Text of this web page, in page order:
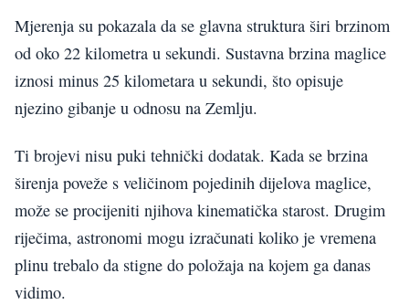
Mjerenja su pokazala da se glavna struktura širi brzinom
od oko 22 kilometra u sekundi. Sustavna brzina maglice
iznosi minus 25 kilometara u sekundi, što opisuje
njezino gibanje u odnosu na Zemlju.
Ti brojevi nisu puki tehnički dodatak. Kada se brzina
širenja poveže s veličinom pojedinih dijelova maglice,
može se procijeniti njihova kinematička starost. Drugim
riječima, astronomi mogu izračunati koliko je vremena
plinu trebalo da stigne do položaja na kojem ga danas
vidimo.